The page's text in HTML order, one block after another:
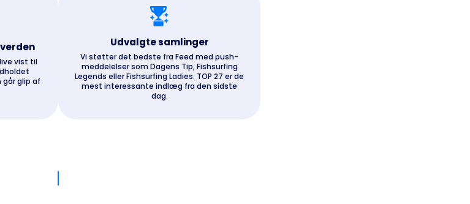
vist til
går glip af
Udvalgte samlinger
Vi støtter det bedste fra Feed med push-
meddelelser som Dagens Tip, Fishsurfing
Legends eller Fishsurfing Ladies. TOP 27 er de
mest interessante indlæg fra den sidste
dag.